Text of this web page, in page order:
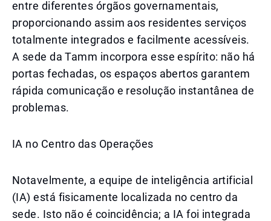
entre diferentes órgãos governamentais,
proporcionando assim aos residentes serviços
totalmente integrados e facilmente acessíveis.
A sede da Tamm incorpora esse espírito: não há
portas fechadas, os espaços abertos garantem
rápida comunicação e resolução instantânea de
problemas.
IA no Centro das Operações
Notavelmente, a equipe de inteligência artificial
(IA) está fisicamente localizada no centro da
sede. Isto não é coincidência; a IA foi integrada